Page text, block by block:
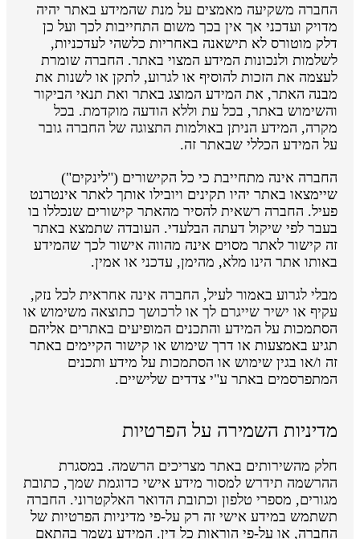
החברה משקיעה מאמצים על מנת שהמידע באתר יהיה
מדויק ועדכני אך אין בכך משום התחייבות לכך ועל כן
דלק מוטורס לא תישאנה באחריות כלשהי לעדכניות,
לשלמות ולנכונות המידע המצוי באתר. החברה שומרת
לעצמה את הזכות להוסיף או לגרוע, לתקן או לשנות את
מבנה האתר, את המידע המוצג באתר ואת תנאי הביקור
והשימוש באתר, בכל עת וללא הודעה מוקדמת. בכל
מקרה, המידע הניתן באולמות התצוגה של החברה גובר
על המידע הכללי שבאתר זה.
החברה אינה מתחייבת כי כל הקישורים ("לינקים")
שיימצאו באתר יהיו תקינים ויובילו אותך לאתר אינטרנט
פעיל. החברה רשאית להסיר מהאתר קישורים שנכללו בו
בעבר לפי שיקול דעתה הבלעדי. העובדה שתמצא באתר
זה קישור לאתר מסוים אינה מהווה אישור לכך שהמידע
באותו אתר הינו מלא, מהימן, עדכני או אמין.
מבלי לגרוע באמור לעיל, החברה אינה אחראית לכל נזק,
עקיף או ישיר שייגרם לך או לרכושך כתוצאה משימוש או
הסתמכות על המידע והתכנים המופיעים באתרים אליהם
תגיע באמצעות או דרך שימוש או קישור הקיימים באתר
זה ו/או בגין שימוש או הסתמכות על מידע ותכנים
המתפרסמים באתר ע"י צדדים שלישיים.
מדיניות השמירה על הפרטיות
חלק מהשירותים באתר מצריכים הרשמה. במסגרת
ההרשמה תידרש למסור מידע אישי כדוגמת שמך, כתובת
מגורים, מספרי טלפון וכתובת הדואר האלקטרוני. החברה
תשתמש במידע אישי זה רק על-פי מדיניות הפרטיות של
החברה, או על-פי הוראות כל דין. המידע נשמר בהתאם